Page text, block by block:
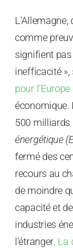
comme
signifient
inefficacité
pour l’Europe
économique.
500 milliards
énergétique
fermé des
recours au
de moindre
capacité et
industries
l’étranger. La